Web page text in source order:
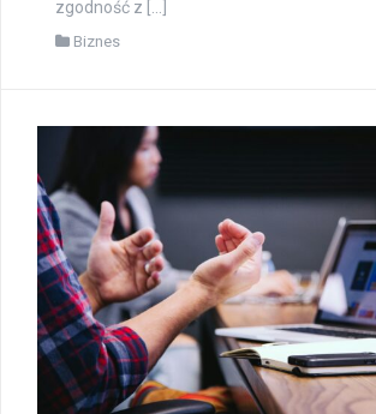
zgodność z […]
Biznes